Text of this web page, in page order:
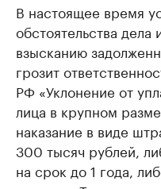
В настоящее время
обстоятельства
взысканию
грозит
РФ «Уклонение от
лица в крупном
наказание в виде
300 тысяч рублей,
на срок до 1 года,